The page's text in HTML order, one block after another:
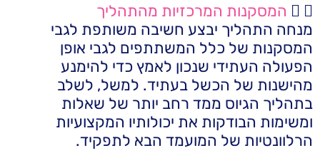
המסקנות המרכזיות מהתהליך
מנחה התהליך יבצע חשיבה משותפת לגבי
המסקנות של כלל המשתתפים לגבי אופן
הפעולה העתידי שנכון לאמץ כדי להימנע
מהישנות של הכשל בעתיד. למשל, לשלב
בתהליך הגיוס ממד רחב יותר של שאלות
ומשימות הבודקות את יכולותיו המקצועיות
הרלוונטיות של המועמד הבא לתפקיד.